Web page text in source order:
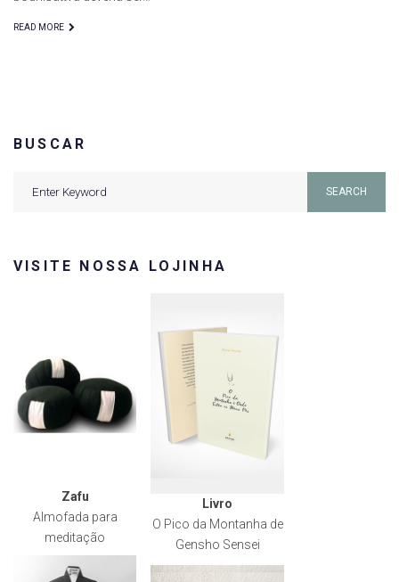
READ MORE
BUSCAR
SEARCH
VISITE NOSSA LOJINHA
Zafu
Almofada para
meditação
Livro
O Pico da Montanha de
Gensho Sensei